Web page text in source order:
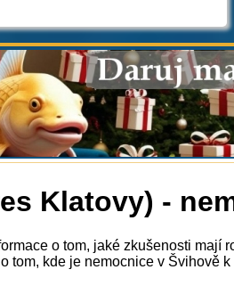
Klatovy) -
o tom, jaké zkušenosti mají
tom, kde je nemocnice v Švihově